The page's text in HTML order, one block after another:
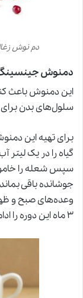
دم نوش
دمنوش
این دمنوش باعث
سلول‌های بدن برای
گیاه را در یک
جوشانده باقی
وعده‌های صبح و
۳ ماه این دوره را ادامه دهید.